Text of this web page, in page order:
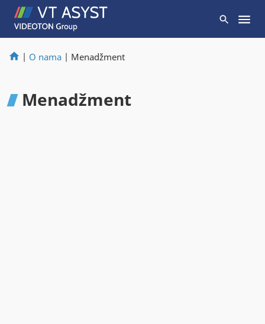
| O nama | Menadžment
Menadžment